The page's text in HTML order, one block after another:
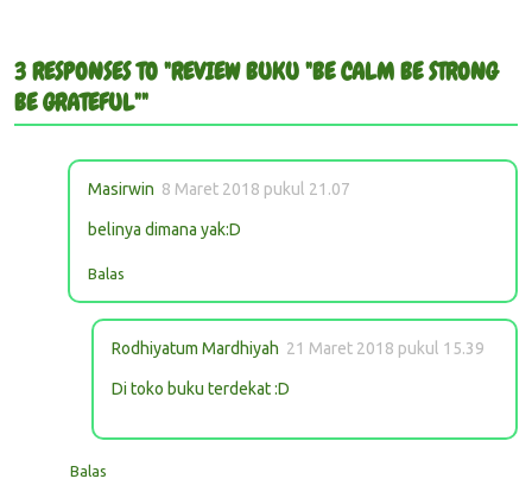
3 RESPONSES TO "REVIEW BUKU "BE CALM BE STRONG
BE GRATEFUL""
Masirwin 8 Maret 2018 pukul 21.07
belinya dimana yak:D
Balas
Rodhiyatum Mardhiyah 21 Maret 2018 pukul 15.39
Di toko buku terdekat :D
Balas